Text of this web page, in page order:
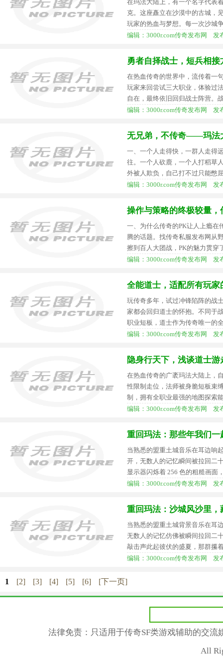
在玛法大陆上，有一个名字代表
克。这座矗立在沙漠中的古城，
玩家的热血与梦想。每一次沙城
编辑：3000r.com传奇发布网 发
勇者自择战士，短兵相
在热血传奇的世界中，流传着一
玩家来回尝试三大职业，体验过
自在，最终依旧回归战士阵营。
编辑：3000r.com传奇发布网 发
无兄弟，不传奇——玛法
一、一个人走得快，一群人走得
往。一个人砍鹿，一个人打稻草
外被人欺负，自己打不过只能憋
编辑：3000r.com传奇发布网 发
操作与策略的终极较量
一、为什么传奇的PK让人上瘾在
腾的话题。找传奇私服发布网从
擦到百人大团战，PK的魅力贯穿
编辑：3000r.com传奇发布网 发
全能道士，适配所有玩家
玩传奇多年，试过冲锋陷阵的战
家都会回归道士的怀抱。不同于
职业短板，道士作为传奇唯一的
编辑：3000r.com传奇发布网 发
隐身行天下，浅谈道士
在热血传奇的广袤玛法大陆上，
性限制走位，法师被身脆短板束
制，拥有全职业最强的地图探索
编辑：3000r.com传奇发布网 发
重回玛法：那些年我们
当熟悉的盟重土城音乐在耳边响
开，无数人的记忆瞬间被拉回二
显示器闪烁着 256 色的粗糙画面
编辑：3000r.com传奇发布网 发
重回玛法：沙城风沙里
当熟悉的盟重土城背景音乐在耳
无数人的记忆仿佛被瞬间拉回
敲击声此起彼伏的盛夏，那群攥
编辑：3000r.com传奇发布网 发
1 [2] [3] [4] [5] [6] [下一页]
法律免责：只适用于传奇SF类游戏辅助的交
All